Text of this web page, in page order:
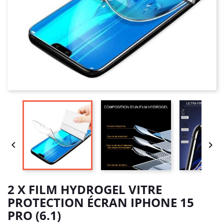
 
2 X FILM HYDROGEL VITRE
PROTECTION ÉCRAN IPHONE 15
PRO (6.1)